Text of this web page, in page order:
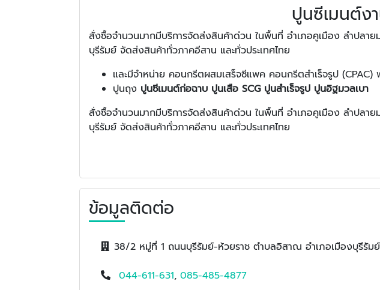
ปูนซีเมนต์ง
สั่งซื้อจำนวนมากมีบริการจัดส่งสินค้าด่วน ในพื้นที่ อำเภอคูเมือง ลำปลา
บุรีรัมย์ จัดส่งสินค้าทั่วภาคอีสาน และทั่วประเทศไทย
และมีจำหน่าย คอนกรีตผสมเสร็จซีแพค คอนกรีตสำเร็จรูป
ปูนถุง ปูนซีเมนต์ก่อฉาบ ปูนเสือ SCG ปูนสำเร็จรูป ปูนอิฐมวลเบา
สั่งซื้อจำนวนมากมีบริการจัดส่งสินค้าด่วน ในพื้นที่ อำเภอคูเมือง ลำปลา
บุรีรัมย์ จัดส่งสินค้าทั่วภาคอีสาน และทั่วประเทศไทย
ข้อมูลติดต่อ
38/2 หมู่ที่ 1 ถนนบุรีรัมย์-ห้วยราช ตำบลอิสาณ อำเภอเมืองบุรีรัม
044-611-631, 085-485-4877